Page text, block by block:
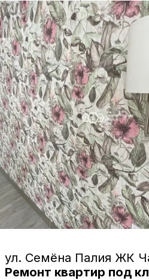
ул. Семёна Палия ЖК
Ремонт квартир под